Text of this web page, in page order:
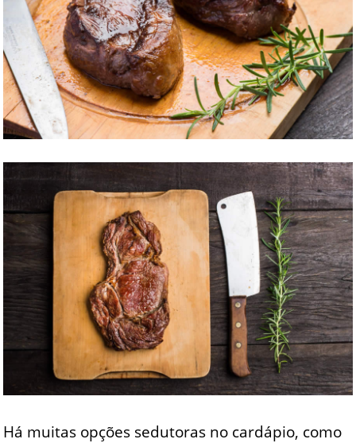
Há muitas opções sedutoras no cardápio, como